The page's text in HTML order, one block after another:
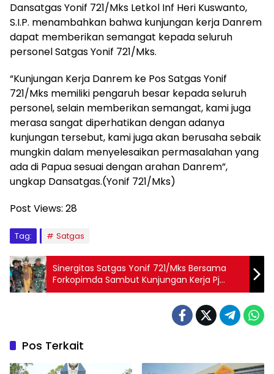
Dansatgas Yonif 721/Mks Letkol Inf Heri Kuswanto,
S.I.P. menambahkan bahwa kunjungan kerja Danrem
dapat memberikan semangat kepada seluruh
personel Satgas Yonif 721/Mks.
“Kunjungan Kerja Danrem ke Pos Satgas Yonif
721/Mks memiliki pengaruh besar kepada seluruh
personel, selain memberikan semangat, kami juga
merasa sangat diperhatikan dengan adanya
kunjungan tersebut, kami juga akan berusaha sebaik
mungkin dalam menyelesaikan permasalahan yang
ada di Papua sesuai dengan arahan Danrem”,
ungkap Dansatgas.(Yonif 721/Mks)
Post Views: 28
Tag: Satgas
Sinergitas Satgas Yonif 721/Mks Bersama
Forkopimda Sambut Kunjungan Kerja Pj
Gubernur Papua Pegunungan di Tolikara
Pos Terkait